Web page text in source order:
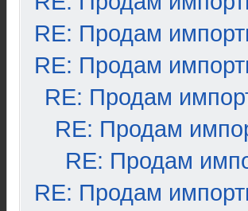
RE: Продам
RE: Продам
RE: Продам
RE: Продам
RE: Продам
RE: Продам